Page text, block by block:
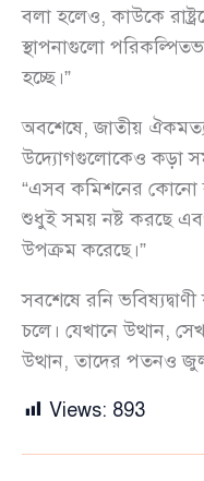
বলা হলেও, কাউকে
স্থাপনাগুলো
হচ্ছে।”
অবশেষে, জাতীয়
উদ্যোগগুলোকেও কড়া
“এসব কমিশনের কোনো
শুধুই সময় নষ্ট করছে
উপক্রম করেছে।”
সবশেষে রনি
চলে। যেখানে উত্থান,
উত্থান, তাদের পতনও
Views: 893